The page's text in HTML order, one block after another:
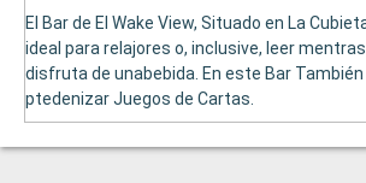
El Bar de El Wake View, Situado en La
ideal para relajores o, inclusive, leer mentras
disfruta de unabebida. En este Bar
ptedenizar Juegos de Cartas.